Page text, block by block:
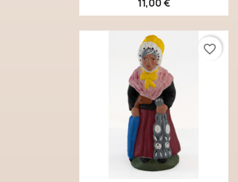
11,00 €
favorite_border